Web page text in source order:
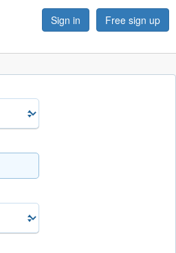
Sign in Free sign up